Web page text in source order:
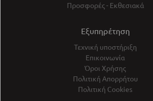
Προσφορές - Εκθεσιακά
Εξυπηρέτηση
Τεχνική υποστήριξη
Επικοινωνία
Όροι Χρήσης
Πολιτική Απορρήτου
Πολιτική Cookies